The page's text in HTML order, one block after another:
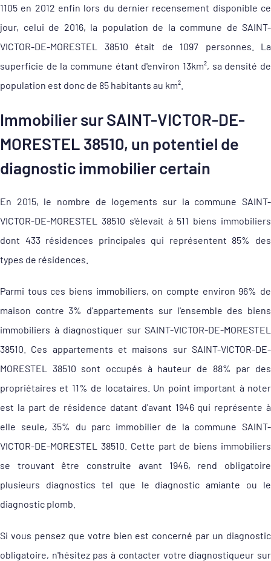
1105 en 2012 enfin lors du dernier recensement disponible ce
jour, celui de 2016, la population de la commune de SAINT-
VICTOR-DE-MORESTEL 38510 était de 1097 personnes. La
superficie de la commune étant d'environ 13km², sa densité de
population est donc de 85 habitants au km².
Immobilier sur SAINT-VICTOR-DE-
MORESTEL 38510, un potentiel de
diagnostic immobilier certain
En 2015, le nombre de logements sur la commune SAINT-
VICTOR-DE-MORESTEL 38510 s'élevait à 511 biens immobiliers
dont 433 résidences principales qui représentent 85% des
types de résidences.
Parmi tous ces biens immobiliers, on compte environ 96% de
maison contre 3% d'appartements sur l'ensemble des biens
immobiliers à diagnostiquer sur SAINT-VICTOR-DE-MORESTEL
38510. Ces appartements et maisons sur SAINT-VICTOR-DE-
MORESTEL 38510 sont occupés à hauteur de 88% par des
propriétaires et 11% de locataires. Un point important à noter
est la part de résidence datant d'avant 1946 qui représente à
elle seule, 35% du parc immobilier de la commune SAINT-
VICTOR-DE-MORESTEL 38510. Cette part de biens immobiliers
se trouvant être construite avant 1946, rend obligatoire
plusieurs diagnostics tel que le diagnostic amiante ou le
diagnostic plomb.
Si vous pensez que votre bien est concerné par un diagnostic
obligatoire, n'hésitez pas à contacter votre diagnostiqueur sur